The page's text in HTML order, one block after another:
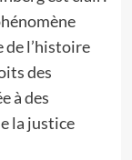
l’histoire
des
à des
la justice